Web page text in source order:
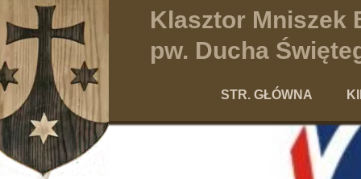
STR. GŁÓWNA
Klasztor Mniszek
pw. Ducha